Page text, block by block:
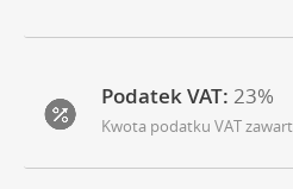
Podatek VAT: 23%
Kwota podatku VAT